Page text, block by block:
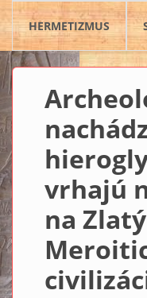
HERMETIZMUS
vrhajú
na